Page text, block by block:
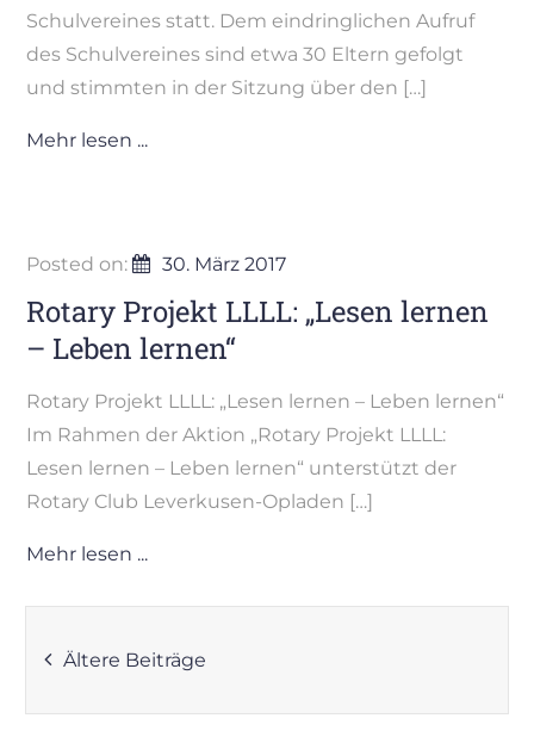
Schulvereines statt. Dem eindringlichen Aufruf
des Schulvereines sind etwa 30 Eltern gefolgt
und stimmten in der Sitzung über den […]
Mehr lesen ...
Posted on: 30. März 2017
Rotary Projekt LLLL: „Lesen lernen
– Leben lernen“
Rotary Projekt LLLL: „Lesen lernen – Leben lernen“
Im Rahmen der Aktion „Rotary Projekt LLLL:
Lesen lernen – Leben lernen“ unterstützt der
Rotary Club Leverkusen-Opladen […]
Mehr lesen ...
Beitragsnavigation
Ältere Beiträge